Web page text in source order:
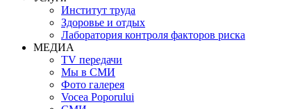
Институт труда
Здоровье и отдых
Лаборатория контроля факторов риска
МЕДИА
TV передачи
Мы в СМИ
Фото галерея
Vocea Poporului